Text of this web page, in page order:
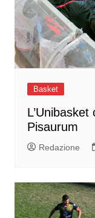
Basket
Pisaurum
Redazione